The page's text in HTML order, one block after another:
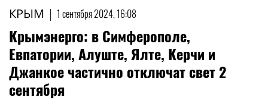
КРЫМ | 1 сентября 2024, 16:08
Крымэнерго: в Симферополе,
Евпатории, Алуште, Ялте, Керчи и
Джанкое частично отключат свет 2
сентября